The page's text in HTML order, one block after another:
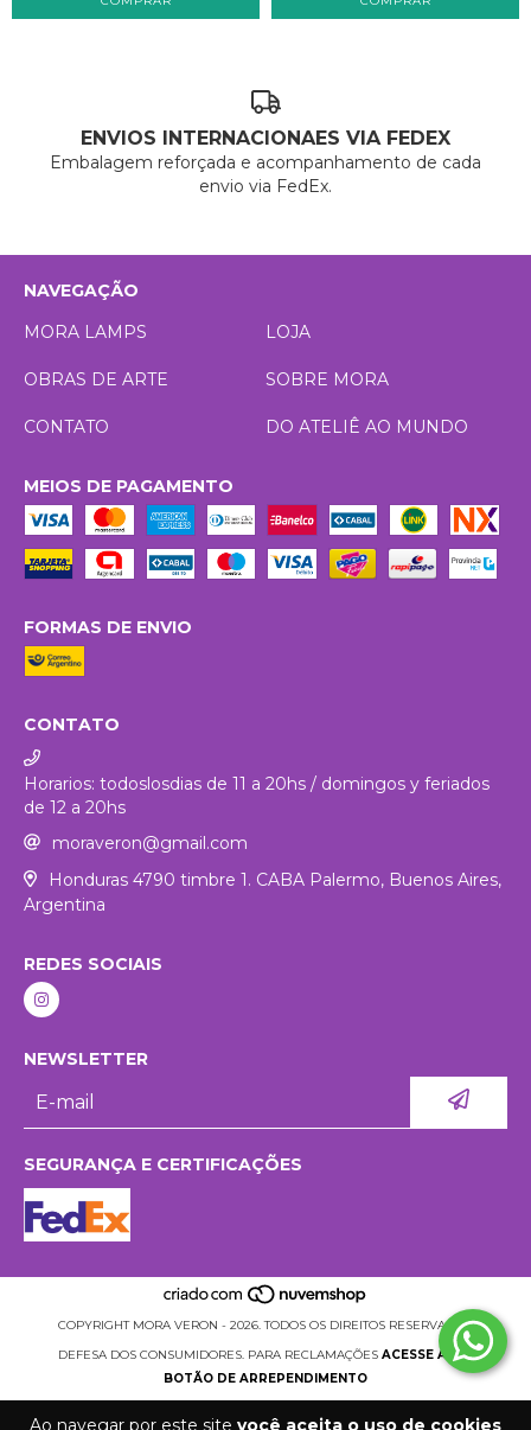
Ao navegar por este site você aceita o uso de cookies
ENVIOS INTERNACIONAES VIA FEDEX
Embalagem reforçada e acompanhamento de cada
envio via FedEx.
NAVEGAÇÃO
MORA LAMPS
LOJA
OBRAS DE ARTE SOBRE MORA
CONTATO DO ATELIÊ AO MUNDO
MEIOS DE PAGAMENTO
FORMAS DE ENVIO
CONTATO
Horarios: todoslosdias de 11 a 20hs / domingos y feriados
de 12 a 20hs
moraveron@gmail.com
Honduras 4790 timbre 1. CABA Palermo, Buenos Aires,
Argentina
REDES SOCIAIS
NEWSLETTER
SEGURANÇA E CERTIFICAÇÕES
COPYRIGHT MORA VERON - 2026. TODOS OS DIREITOS RESERVADOS.
DEFESA DOS CONSUMIDORES. PARA RECLAMAÇÕES ACESSE AQUI.
BOTÃO DE ARREPENDIMENTO